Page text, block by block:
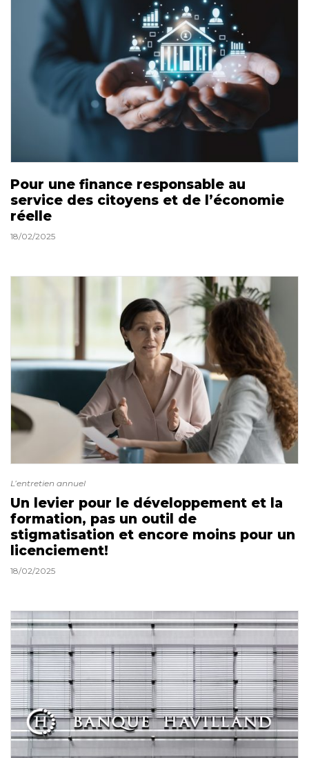
Pour une finance responsable au
service des citoyens et de l’économie
réelle
18/02/2025
L’entretien annuel
Un levier pour le développement et la
formation, pas un outil de
stigmatisation et encore moins pour un
licenciement!
18/02/2025